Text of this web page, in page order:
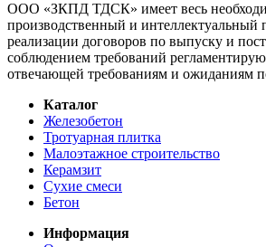
ООО «ЗКПД ТДСК» имеет весь
производственный и интеллектуальный
реализации договоров по выпуску и
соблюдением требований
отвечающей требованиям и ожиданиям
Каталог
Железобетон
Тротуарная плитка
Малоэтажное строительство
Керамзит
Сухие смеси
Бетон
Информация